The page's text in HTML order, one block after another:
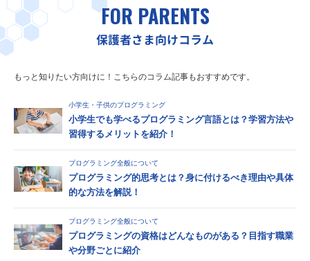
FOR PARENTS
保護者さま向けコラム
もっと知りたい方向けに！こちらのコラム記事もおすすめです。
小学生・子供のプログラミング
小学生でも学べるプログラミング言語とは？学習方法や
習得するメリットを紹介！
プログラミング全般について
プログラミング的思考とは？身に付けるべき理由や具体
的な方法を解説！
プログラミング全般について
プログラミングの資格はどんなものがある？目指す職業
や分野ごとに紹介